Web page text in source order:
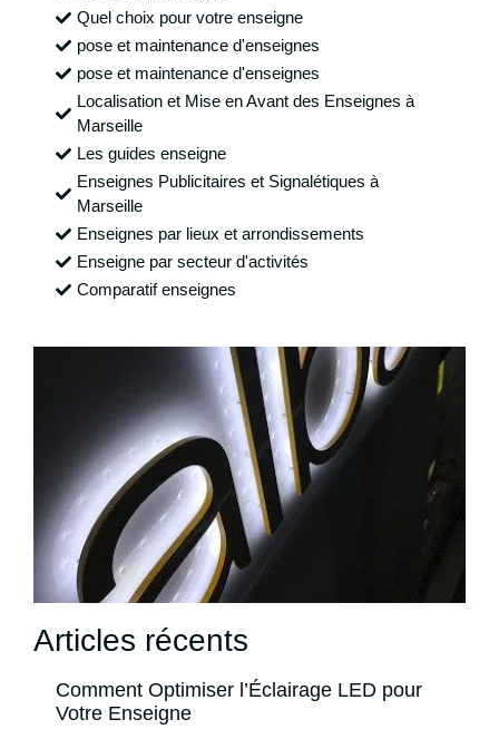
Quel choix pour votre enseigne
pose et maintenance d'enseignes
pose et maintenance d'enseignes
Localisation et Mise en Avant des Enseignes à
Marseille
Les guides enseigne
Enseignes Publicitaires et Signalétiques à
Marseille
Enseignes par lieux et arrondissements
Enseigne par secteur d'activités
Comparatif enseignes
Articles récents
Comment Optimiser l’Éclairage LED pour
Votre Enseigne